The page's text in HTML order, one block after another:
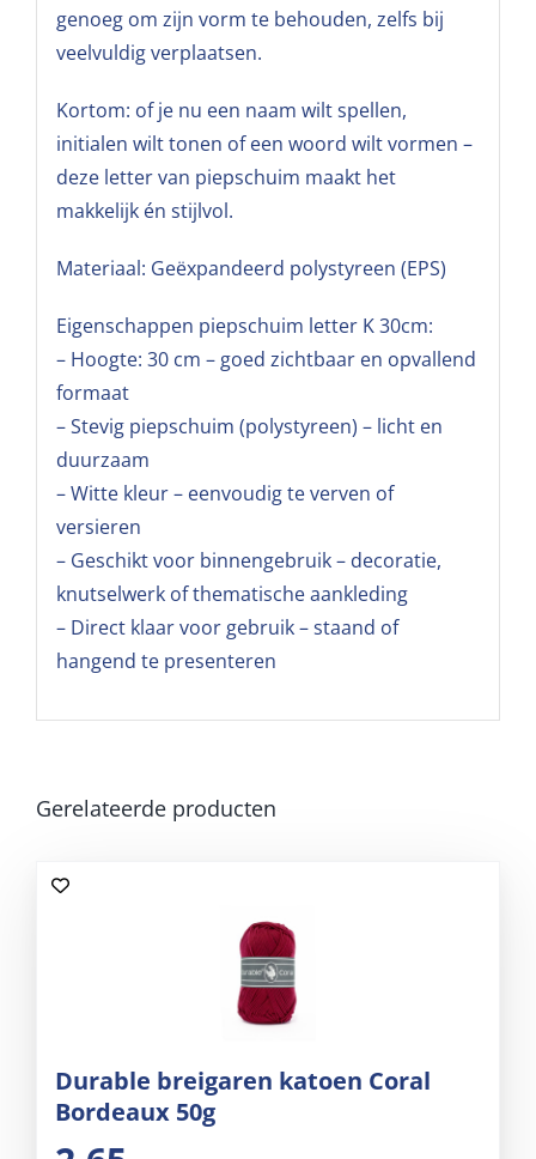
genoeg om zijn vorm te behouden, zelfs bij
veelvuldig verplaatsen.
Kortom: of je nu een naam wilt spellen,
initialen wilt tonen of een woord wilt vormen –
deze letter van piepschuim maakt het
makkelijk én stijlvol.
Materiaal: Geëxpandeerd polystyreen (EPS)
Eigenschappen piepschuim letter K 30cm:
– Hoogte: 30 cm – goed zichtbaar en opvallend
formaat
– Stevig piepschuim (polystyreen) – licht en
duurzaam
– Witte kleur – eenvoudig te verven of
versieren
– Geschikt voor binnengebruik – decoratie,
knutselwerk of thematische aankleding
– Direct klaar voor gebruik – staand of
hangend te presenteren
Gerelateerde producten
Durable breigaren katoen Coral
Bordeaux 50g